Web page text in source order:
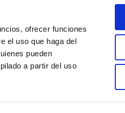
ofrecer funciones
el uso que haga del
pueden
a partir del uso